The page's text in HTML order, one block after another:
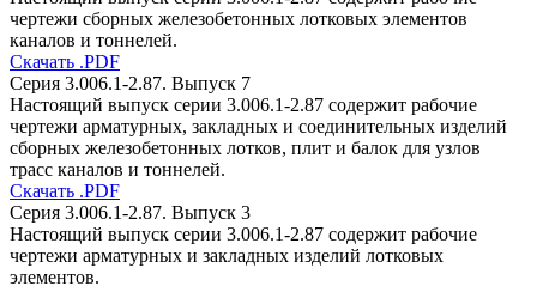
чертежи сборных железобетонных лотковых элементов
каналов и тоннелей.
Скачать .PDF
Серия 3.006.1-2.87. Выпуск 7
Настоящий выпуск серии 3.006.1-2.87 содержит рабочие
чертежи арматурных, закладных и соединительных изделий
сборных железобетонных лотков, плит и балок для узлов
трасс каналов и тоннелей.
Скачать .PDF
Серия 3.006.1-2.87. Выпуск 3
Настоящий выпуск серии 3.006.1-2.87 содержит рабочие
чертежи арматурных и закладных изделий лотковых
элементов.